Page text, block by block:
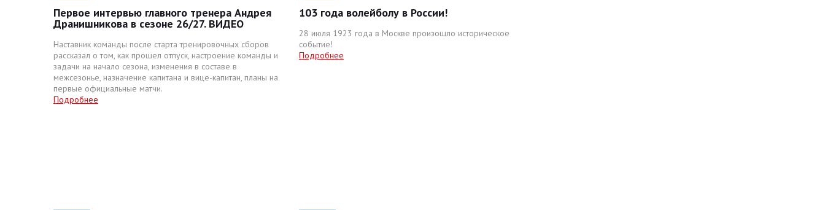
Первое интервью главного тренера Андрея
Дранишникова в сезоне 26/27. ВИДЕО
Наставник команды после старта тренировочных сборов
рассказал о том, как прошел отпуск, настроение команды и
задачи на начало сезона, изменения в составе в
межсезонье, назначение капитана и вице-капитан, планы на
первые официальные матчи.
Подробнее
103 года волейболу в России!
28 июля 1923 года в Москве произошло историческое
событие!
Подробнее